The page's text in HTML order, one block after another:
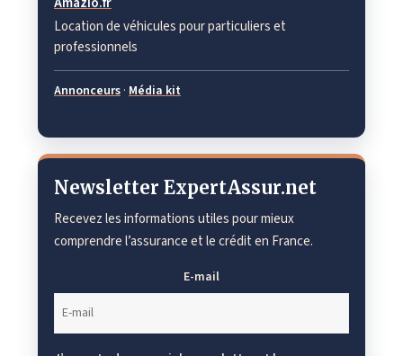
Location de véhicules pour particuliers et
professionnels
Annonceurs · Média kit
Newsletter ExpertAssur.net
Recevez les informations utiles pour mieux
comprendre l’assurance et le crédit en France.
E-mail